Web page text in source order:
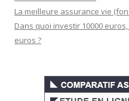
La meilleure assurance vie
Dans quoi investir 10000
euros ?